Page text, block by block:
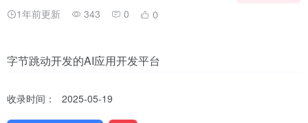
1年前更新 343 0 0
字节跳动开发的AI应用开发平台
收录时间： 2025-05-19